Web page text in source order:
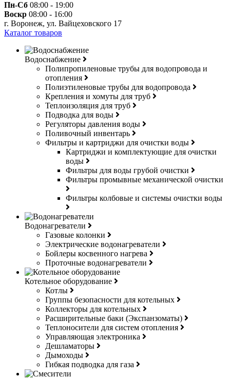
Пн-Сб 08:00 - 19:00
Воскр 08:00 - 16:00
г. Воронеж, ул. Вайцеховского 17
Каталог товаров
Водоснабжение
Полипропиленовые трубы для водопровода и
отопления
Полиэтиленовые трубы для водопровода
Крепления и хомуты для труб
Теплоизоляция для труб
Подводка для воды
Регуляторы давления воды
Поливочный инвентарь
Фильтры и картриджи для очистки воды
Картриджи и комплектующие для очистки
воды
Фильтры для воды грубой очистки
Фильтры промывные механической очистки
Фильтры колбовые и системы очистки воды
Водонагреватели
Газовые колонки
Электрические водонагреватели
Бойлеры косвенного нагрева
Проточные водонагреватели
Котельное оборудование
Котлы
Группы безопасности для котельных
Коллекторы для котельных
Расширительные баки (Экспанзоматы)
Теплоносители для систем отопления
Управляющая электроника
Дешламаторы
Дымоходы
Гибкая подводка для газа